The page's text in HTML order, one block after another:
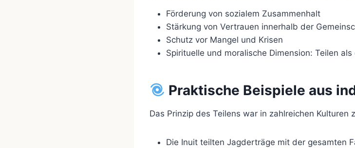
Förderung von sozialem Zusammenhalt
Stärkung von Vertrauen innerhalb der
Schutz vor Mangel und Krisen
Spirituelle und moralische Dimension: Teilen
Praktische Beispiele aus
Das Prinzip des Teilens war in zahlreichen Kulturen
Die Inuit teilten Jagderträge mit der gesamten